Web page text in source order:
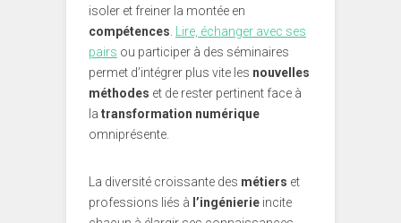
isoler et freiner la montée en
compétences
Lire, échanger avec ses
pairs ou participer à des séminaires
permet d’intégrer plus vite les nouvelles
méthodes et de rester pertinent face à
la transformation numérique
omniprésente.
La diversité croissante des métiers et
professions liés à l’ingénierie incite